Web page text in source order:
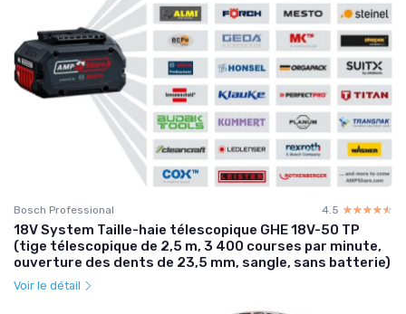
Bosch Professional 4.5 ☆☆☆☆☆
★★★★★
18V System Taille-haie télescopique GHE 18V-50 TP
(tige télescopique de 2,5 m, 3 400 courses par minute,
ouverture des dents de 23,5 mm, sangle, sans batterie)
Voir le détail